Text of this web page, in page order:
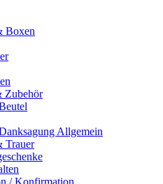
Boxen
Zubehör
Allgemein
Trauer
/ Konfirmation